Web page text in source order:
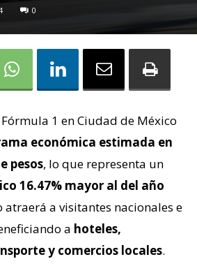
0
1 en Ciudad de México
económica estimada en
pesos, lo que representa un
16.47% mayor al del año
atraerá a visitantes nacionales e
a hoteles,
y comercios locales.